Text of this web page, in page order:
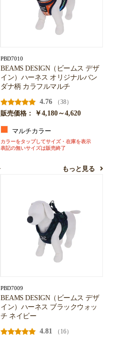
PBD7010
BEAMS DESIGN（ビームス デザ
イン）ハーネス オリジナルバン
ダナ柄 カラフルマルチ
4.76
（38）
販売価格：
￥4,180～4,620
マルチカラー
カラーをタップしてサイズ・在庫を表示
表記の無いサイズは販売終了
もっと見る
PBD7009
BEAMS DESIGN（ビームス デザ
イン）ハーネス ブラックウォッ
チ ネイビー
4.81
（16）